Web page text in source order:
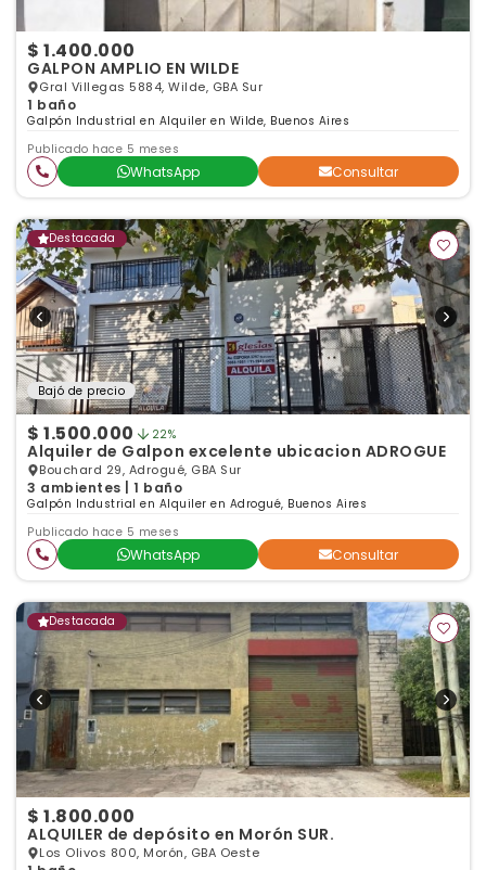
$ 1.400.000
GALPON AMPLIO EN WILDE
Gral Villegas 5884, Wilde, GBA Sur
1 baño
Galpón Industrial en Alquiler en Wilde, Buenos Aires
Publicado hace 5 meses
WhatsApp Consultar
Destacada
Bajó de precio
$ 1.500.000 22%
Alquiler de Galpon excelente ubicacion ADROGUE
Bouchard 29, Adrogué, GBA Sur
3 ambientes | 1 baño
Galpón Industrial en Alquiler en Adrogué, Buenos Aires
Publicado hace 5 meses
WhatsApp Consultar
Destacada
$ 1.800.000
ALQUILER de depósito en Morón SUR.
Los Olivos 800, Morón, GBA Oeste